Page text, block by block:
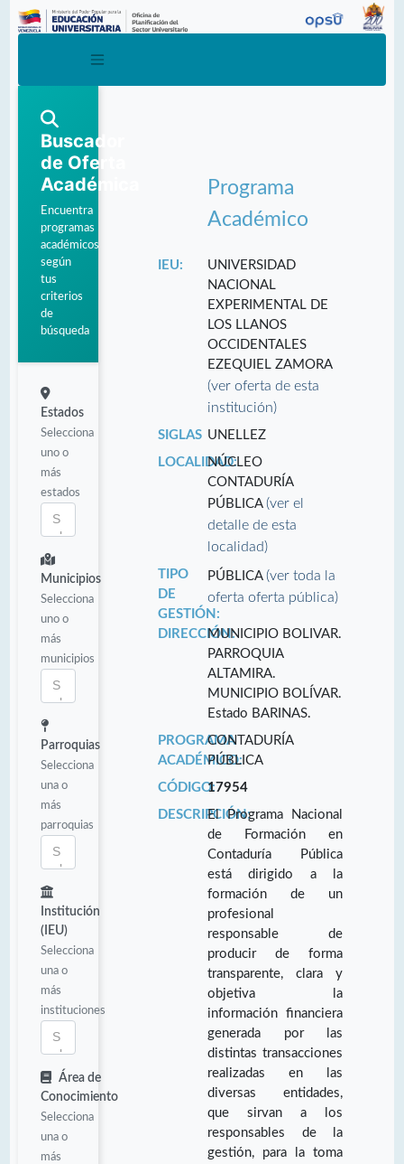
Buscador
de Oferta
Académica
Encuentra
programas
académicos
según
tus
criterios
de
búsqueda
Estados
Selecciona
uno o
más
estados
Municipios
Selecciona
uno o
más
municipios
Parroquias
Selecciona
una o
más
parroquias
Institución
(IEU)
Selecciona
una o
más
instituciones
Área de
Conocimiento
Selecciona
una o
más
Programa
Académico
IEU:
UNIVERSIDAD
NACIONAL
EXPERIMENTAL DE
LOS LLANOS
OCCIDENTALES
EZEQUIEL ZAMORA
(ver oferta de esta
institución)
SIGLAS UNELLEZ
LOCALIDAD:NÚCLEO
CONTADURÍA
PÚBLICA(ver el
detalle de esta
localidad)
TIPO
DE
GESTIÓN:
PÚBLICA(ver toda la
oferta oferta pública)
DIRECCIÓN:MUNICIPIO BOLIVAR.
PARROQUIA
ALTAMIRA.
MUNICIPIO BOLÍVAR.
Estado BARINAS.
PROGRAMA
ACADÉMICO:
CONTADURÍA
PÚBLICA
CÓDIGO:17954
DESCRIPCIÓN:El Programa Nacional
de Formación en
Contaduría Pública
está dirigido a la
formación de un
profesional
responsable de
producir de forma
transparente, clara y
objetiva la
información financiera
generada por las
distintas transacciones
realizadas en las
diversas entidades,
que sirvan a los
responsables de la
gestión, para la toma